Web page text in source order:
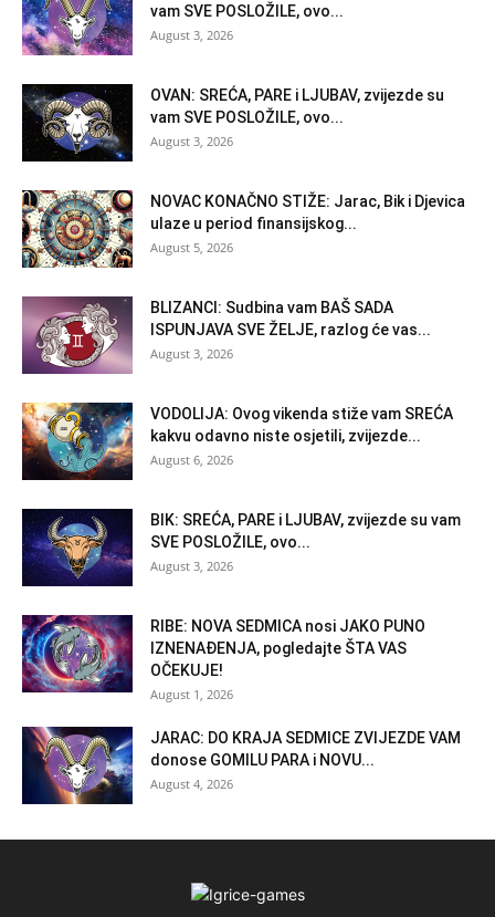
vam SVE POSLOŽILE, ovo...
August 3, 2026
OVAN: SREĆA, PARE i LJUBAV, zvijezde su
vam SVE POSLOŽILE, ovo...
August 3, 2026
NOVAC KONAČNO STIŽE: Jarac, Bik i Djevica
ulaze u period finansijskog...
August 5, 2026
BLIZANCI: Sudbina vam BAŠ SADA
ISPUNJAVA SVE ŽELJE, razlog će vas...
August 3, 2026
VODOLIJA: Ovog vikenda stiže vam SREĆA
kakvu odavno niste osjetili, zvijezde...
August 6, 2026
BIK: SREĆA, PARE i LJUBAV, zvijezde su vam
SVE POSLOŽILE, ovo...
August 3, 2026
RIBE: NOVA SEDMICA nosi JAKO PUNO
IZNENAĐENJA, pogledajte ŠTA VAS
OČEKUJE!
August 1, 2026
JARAC: DO KRAJA SEDMICE ZVIJEZDE VAM
donose GOMILU PARA i NOVU...
August 4, 2026